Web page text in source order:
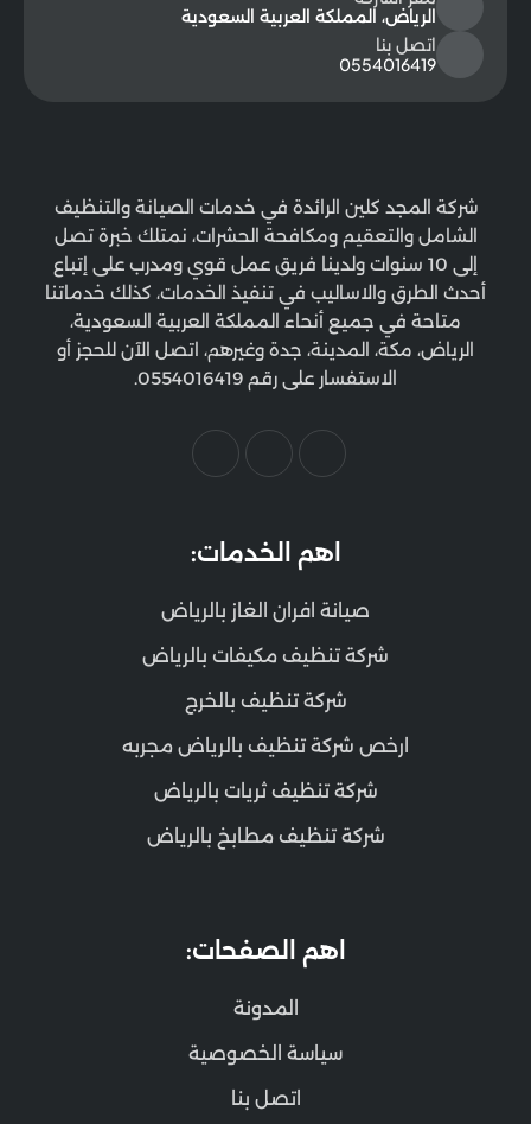
الرياض، المملكة العربية السعودية
اتصل بنا
0554016419
شركة المجد كلين الرائدة في خدمات الصيانة والتنظيف
الشامل والتعقيم ومكافحة الحشرات، نمتلك خبرة تصل
إلى 10 سنوات ولدينا فريق عمل قوي ومدرب على إتباع
أحدث الطرق والاساليب في تنفيذ الخدمات، كذلك خدماتنا
متاحة في جميع أنحاء المملكة العربية السعودية،
الرياض، مكة، المدينة، جدة وغيرهم، اتصل الآن للحجز أو
الاستفسار على رقم 0554016419.
اهم الخدمات:
صيانة افران الغاز بالرياض
شركة تنظيف مكيفات بالرياض
شركة تنظيف بالخرج
ارخص شركة تنظيف بالرياض مجربه
شركة تنظيف ثريات بالرياض
شركة تنظيف مطابخ بالرياض
اهم الصفحات:
المدونة
سياسة الخصوصية
اتصل بنا